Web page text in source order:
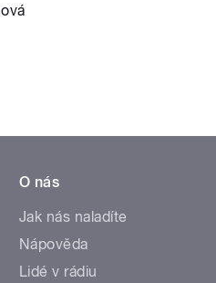
O nás
Jak nás naladíte
Nápověda
Lidé v rádiu